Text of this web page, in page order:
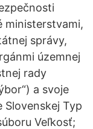
ministerstvami,
správy,
územnej
rady
a svoje
Slovenskej Typ
Veľkosť;